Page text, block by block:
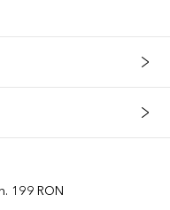
199 RON